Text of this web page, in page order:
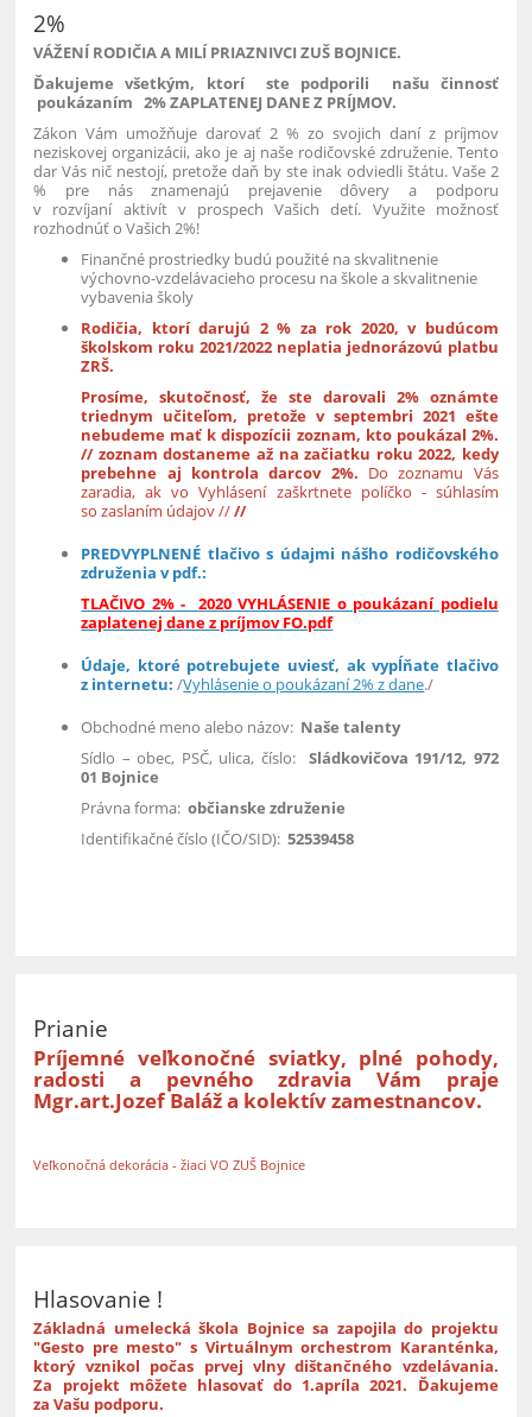
2%
VÁŽENÍ RODIČIA A MILÍ PRIAZNIVCI ZUŠ BOJNICE.
Ďakujeme všetkým, ktorí ste podporili našu činnosť
poukázaním 2% ZAPLATENEJ DANE Z PRÍJMOV.
Zákon Vám umožňuje darovať 2 % zo svojich daní z príjmov
neziskovej organizácii, ako je aj naše rodičovské združenie. Tento
dar Vás nič nestojí, pretože daň by ste inak odviedli štátu. Vaše 2
% pre nás znamenajú prejavenie dôvery a podporu
v rozvíjaní aktivít v prospech Vašich detí. Využite možnosť
rozhodnúť o Vašich 2%!
Finančné prostriedky budú použité naskvalitnenie
výchovno-vzdelávacieho procesu na školeaskvalitnenie
vybavenia školy
Rodičia, ktorí darujú 2 % za rok 2020, v budúcom
školskom roku 2021/2022 neplatia jednorázovú platbu
ZRŠ.
Prosíme, skutočnosť, že ste darovali 2% oznámte
triednym učiteľom, pretože v septembri 2021 ešte
nebudeme mať k dispozícii zoznam, kto poukázal 2%.
// zoznam dostaneme až na začiatku roku 2022, kedy
prebehne aj kontrola darcov 2%. Do zoznamu Vás
zaradia, ak vo Vyhlásení zaškrtnete políčko - súhlasím
so zaslaním údajov ////
PREDVYPLNENÉ tlačivo s údajmi nášho rodičovského
združenia v pdf.:
TLAČIVO 2% - 2020 VYHLÁSENIE o poukázaní podielu
zaplatenej dane z príjmov FO.pdf
Údaje, ktoré potrebujete uviesť, ak vypĺňate tlačivo
z internetu:/Vyhlásenie o poukázaní 2% z dane./
Obchodné meno alebo názov: Naše talenty
Sídlo – obec, PSČ, ulica, číslo: Sládkovičova 191/12, 972
01 Bojnice
Právna forma:občianske združenie
Identifikačné číslo (IČO/SID):52539458
Prianie
Príjemné veľkonočné sviatky, plné pohody,
radosti a pevného zdravia Vám praje
Mgr.art.Jozef Baláž a kolektív zamestnancov.
Veľkonočná dekorácia - žiaci VO ZUŠ Bojnice
Hlasovanie !
Základná umelecká škola Bojnice sa zapojila do projektu
"Gesto pre mesto" s Virtuálnym orchestrom Karanténka,
ktorý vznikol počas prvej vlny dištančného vzdelávania.
Za projekt môžete hlasovať do 1.apríla 2021. Ďakujeme
za Vašu podporu.